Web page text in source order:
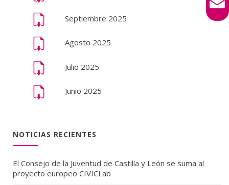
Septiembre 2025
Agosto 2025
Julio 2025
Junio 2025
NOTICIAS RECIENTES
El Consejo de la Juventud de Castilla y León se suma al
proyecto europeo CIVICLab